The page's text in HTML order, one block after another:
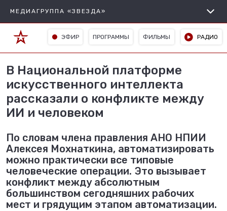
МЕДИАГРУППА «ЗВЕЗДА»
ЭФИР ПРОГРАММЫ ФИЛЬМЫ РАДИО
В Национальной платформе
искусственного интеллекта
рассказали о конфликте между
ИИ и человеком
По словам члена правления АНО НПИИ
Алексея Мохнаткина, автоматизировать
можно практически все типовые
человеческие операции. Это вызывает
конфликт между абсолютным
большинством сегодняшних рабочих
мест и грядущим этапом автоматизации.